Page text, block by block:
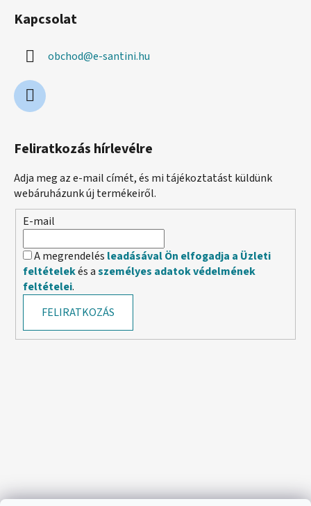
Kapcsolat
obchod@e-santini.hu
Feliratkozás hírlevélre
Adja meg az e-mail címét, és mi tájékoztatást küldünk
webáruházunk új termékeiről.
E-mail
A megrendelés leadásával Ön elfogadja a Üzleti
feltételekés aszemélyes adatok védelmének
feltételei.
FELIRATKOZÁS